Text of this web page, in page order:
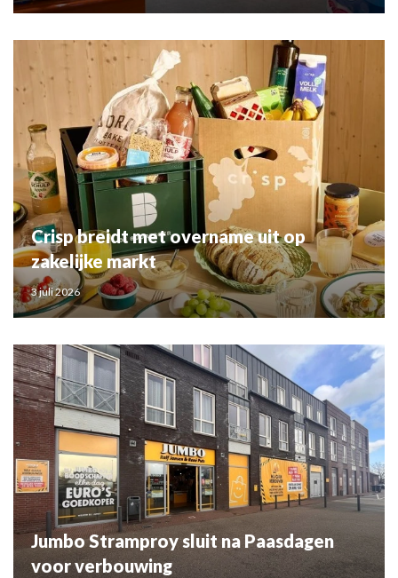
Crisp breidt met overname uit op
zakelijke markt
3 juli 2026
Jumbo Stramproy sluit na Paasdagen
voor verbouwing